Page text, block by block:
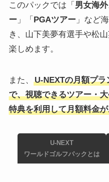
このパックでは「 男女海
ー」「 PGAツアー」など
き、山下美夢有選手や松
楽しめます。
また、
U-NEXTの月額プ
で、視聴できるツアー・
特典を利用して月額料金
U-NEXT
ワールドゴルフパックとは